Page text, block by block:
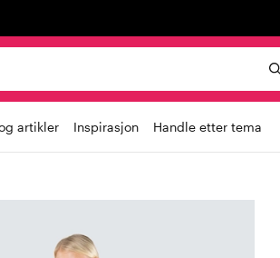
artikler Inspirasjon Handle etter tema